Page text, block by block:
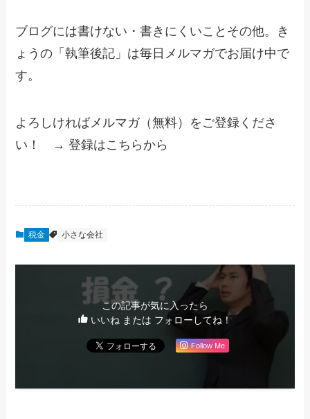
ブログには書けない・書きにくいことその他。き
ょうの「執筆後記」は毎日メルマガでお届け中で
す。
よろしければメルマガ（無料）をご登録くださ
い！ → 登録はこちらから
税金 小さな会社
この記事が気に入ったら
いいね または フォローしてね！
Follow Me